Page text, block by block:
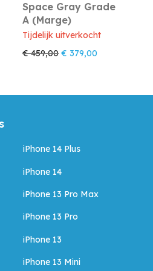
was: € 389,00.
is: € 319,00.
Space Gray Grade
A (Marge)
Tijdelijk uitverkocht
€459,00 Oorspronkelijke prijs
€ 379,00
iPhone 14 Plus
iPhone 14
iPhone 13 Pro Max
iPhone 13 Pro
iPhone 13
iPhone 13 Mini